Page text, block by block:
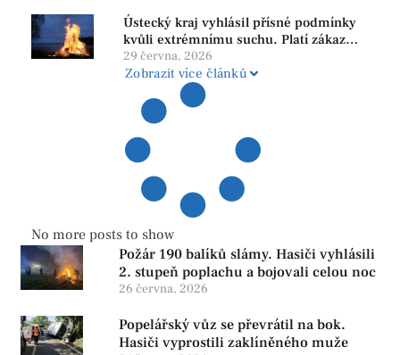
Ústecký kraj vyhlásil přísné podmínky
kvůli extrémnímu suchu. Platí zákaz
ohňů i pyrotechniky
29 června, 2026
Zobrazit více článků
No more posts to show
Požár 190 balíků slámy. Hasiči vyhlásili
2. stupeň poplachu a bojovali celou noc
26 června, 2026
Popelářský vůz se převrátil na bok.
Hasiči vyprostili zaklíněného muže